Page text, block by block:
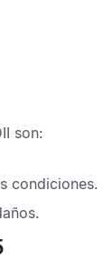
son:
condiciones.